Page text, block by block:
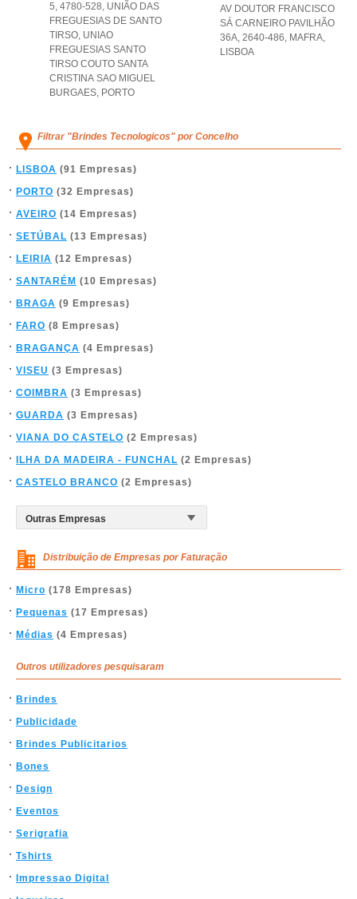
5, 4780-528, UNIÃO DAS
FREGUESIAS DE SANTO
TIRSO, UNIAO
FREGUESIAS SANTO
TIRSO COUTO SANTA
CRISTINA SAO MIGUEL
BURGAES, PORTO
AV DOUTOR FRANCISCO
SÁ CARNEIRO PAVILHÃO
36A, 2640-486, MAFRA,
LISBOA
Filtrar "Brindes Tecnologicos" por Concelho
LISBOA (91 Empresas)
PORTO (32 Empresas)
AVEIRO (14 Empresas)
SETÚBAL (13 Empresas)
LEIRIA (12 Empresas)
SANTARÉM (10 Empresas)
BRAGA (9 Empresas)
FARO (8 Empresas)
BRAGANÇA (4 Empresas)
VISEU (3 Empresas)
COIMBRA (3 Empresas)
GUARDA (3 Empresas)
VIANA DO CASTELO (2 Empresas)
ILHA DA MADEIRA - FUNCHAL (2 Empresas)
CASTELO BRANCO (2 Empresas)
Distribuição de Empresas por Faturação
Micro (178 Empresas)
Pequenas (17 Empresas)
Médias (4 Empresas)
Outros utilizadores pesquisaram
Brindes
Publicidade
Brindes Publicitarios
Bones
Design
Eventos
Serigrafia
Tshirts
Impressao Digital